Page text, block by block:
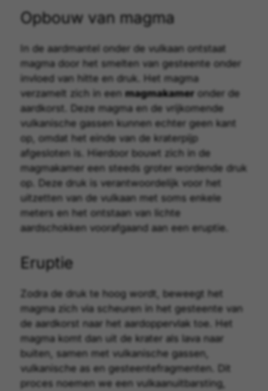
Opbouw van magma
In de aardmantel onder de vulkaan ontstaat
magmadoor het smelten van gesteente onder
invloed van hitte en druk. Het magma
verzamelt zich in een magmakamer onder de
aardkorst. Deze magma en de vrijkomende
vulkanische gassen kunnen echter geen kant
op, omdat het einde van de kraterpijp
afgesloten is. Hierdoor bouwt zich in de
magmakamer een steeds groter wordende druk
op. Deze druk is verantwoordelijk voor het
uitzetten van de vulkaan met soms enkele
meters en het ontstaan van lichte
aardschokken voorafgaand aan een eruptie.
Eruptie
Zodra de druk te hoog wordt, beweegt het
magma zich via scheuren in het gesteente van
de aardkorst naar het aardoppervlak toe. Het
magma komt dan uit de krater als lavanaar
buiten, samen met vulkanische gassen
vulkanische as en gesteentefragmenten. Dit
proces noemen we een vulkaanuitbarsting,